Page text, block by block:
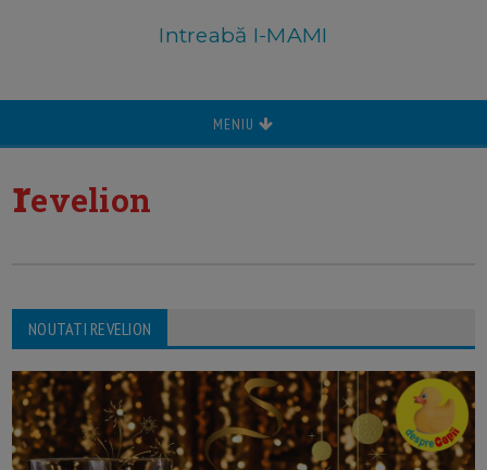
Intreabă I-MAMI
MENIU
revelion
NOUTATI REVELION